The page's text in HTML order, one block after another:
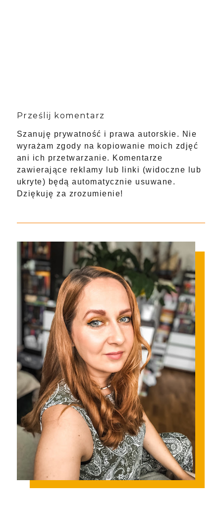
Prześlij komentarz
Szanuję prywatność i prawa autorskie. Nie
wyrażam zgody na kopiowanie moich zdjęć
ani ich przetwarzanie. Komentarze
zawierające reklamy lub linki (widoczne lub
ukryte) będą automatycznie usuwane.
Dziękuję za zrozumienie!